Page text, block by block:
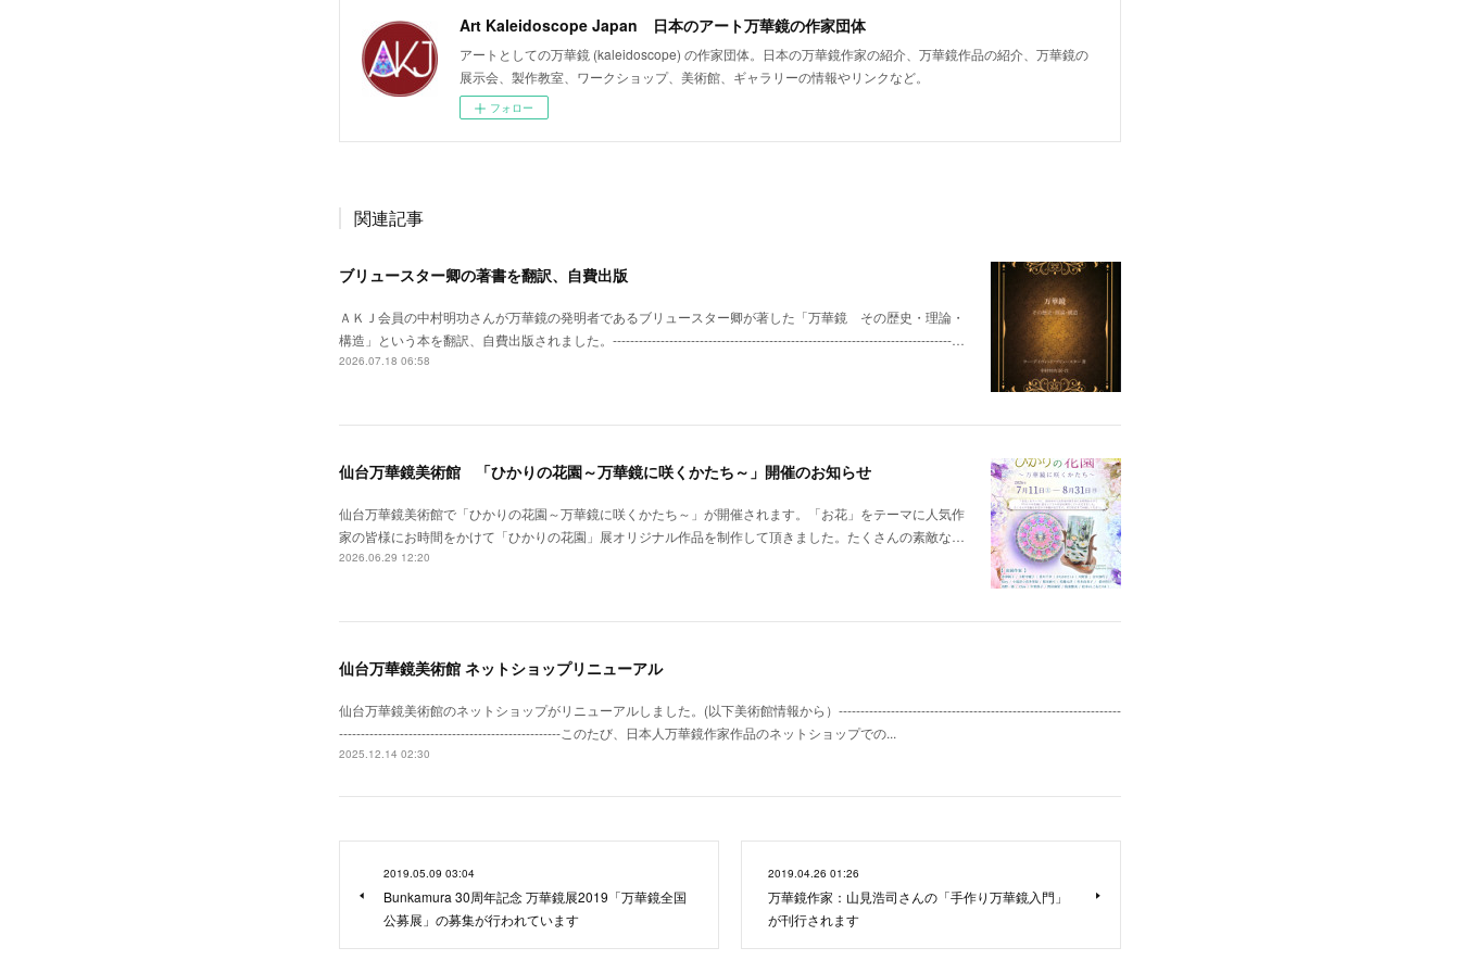
Art Kaleidoscope Japan 日本のアート万華鏡の作家団体
アートとしての万華鏡 (kaleidoscope) の作家団体。日本の万華鏡作家の紹介、万華鏡作品の紹介、万華鏡の
展示会、製作教室、ワークショップ、美術館、ギャラリーの情報やリンクなど。
フォロー
関連記事
ブリュースター卿の著書を翻訳、自費出版
ＡＫＪ会員の中村明功さんが万華鏡の発明者であるブリュースター卿が著した「万華鏡 その歴史・理論・
構造」という本を翻訳、自費出版されました。------------------------------------------------------------------------------…
2026.07.18 06:58
仙台万華鏡美術館 「ひかりの花園～万華鏡に咲くかたち～」開催のお知らせ
仙台万華鏡美術館で「ひかりの花園～万華鏡に咲くかたち～」が開催されます。「お花」をテーマに人気作
家の皆様にお時間をかけて「ひかりの花園」展オリジナル作品を制作して頂きました。たくさんの素敵な…
2026.06.29 12:20
仙台万華鏡美術館 ネットショップリニューアル
仙台万華鏡美術館のネットショップがリニューアルしました。(以下美術館情報から）-----------------------------------------------------------------
---------------------------------------------------このたび、日本人万華鏡作家作品のネットショップでの...
2025.12.14 02:30
2019.05.09 03:04
Bunkamura 30周年記念 万華鏡展2019「万華鏡全国
公募展」の募集が行われています
2019.04.26 01:26
万華鏡作家：山見浩司さんの「手作り万華鏡入門」
が刊行されます